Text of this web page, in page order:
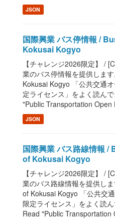
JSON
国際興業 バス停情報 /
Kokusai Kogyo
【チャレンジ2026限定】 /
業のバス停情報を提供しま
Kokusai Kogyo 「公共交通
定ライセンス」をよく読ん
"Public Transportation Open
JSON
国際興業 バス路線情報
of Kokusai Kogyo
【チャレンジ2026限定】 /
業のバス路線情報を提供し
of Kokusai Kogyo 「公共交
限定ライセンス」をよく読
Read "Public Transportation